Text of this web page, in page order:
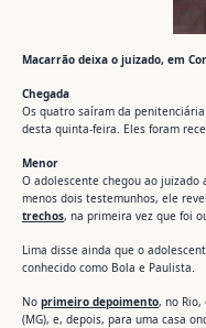
Macarrão deixa o juizado, em
Chegada
Os quatro saíram da
desta quinta-feira. Eles foram
Menor
O adolescente chegou ao juizado
menos dois testemunhos, ele
trechos, na primeira vez que foi
Lima disse ainda que o
conhecido como Bola e Paulista.
No primeiro depoimento, no
(MG), e, depois, para uma casa